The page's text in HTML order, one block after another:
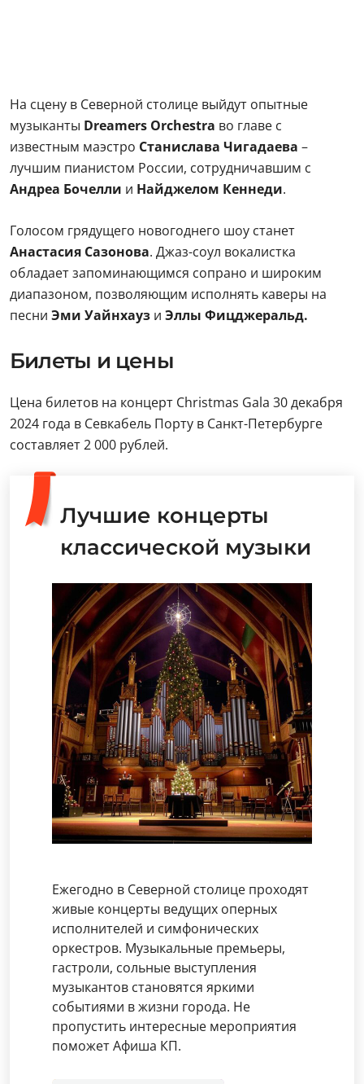
На сцену в Северной столице выйдут опытные
музыканты Dreamers Orchestra во главе с
известным маэстро Станислава Чигадаева –
лучшим пианистом России, сотрудничавшим с
Андреа Бочелли и Найджелом Кеннеди.
Голосом грядущего новогоднего шоу станет
Анастасия Сазонова. Джаз-соул вокалистка
обладает запоминающимся сопрано и широким
диапазоном, позволяющим исполнять каверы на
песни Эми Уайнхауз и Эллы Фицджеральд.
Билеты и цены
Цена билетов на концерт Christmas Gala 30 декабря
2024 года в Севкабель Порту в Санкт-Петербурге
составляет 2 000 рублей.
Лучшие концерты
классической музыки
Ежегодно в Северной столице проходят
живые концерты ведущих оперных
исполнителей и симфонических
оркестров. Музыкальные премьеры,
гастроли, сольные выступления
музыкантов становятся яркими
событиями в жизни города. Не
пропустить интересные мероприятия
поможет Афиша КП.